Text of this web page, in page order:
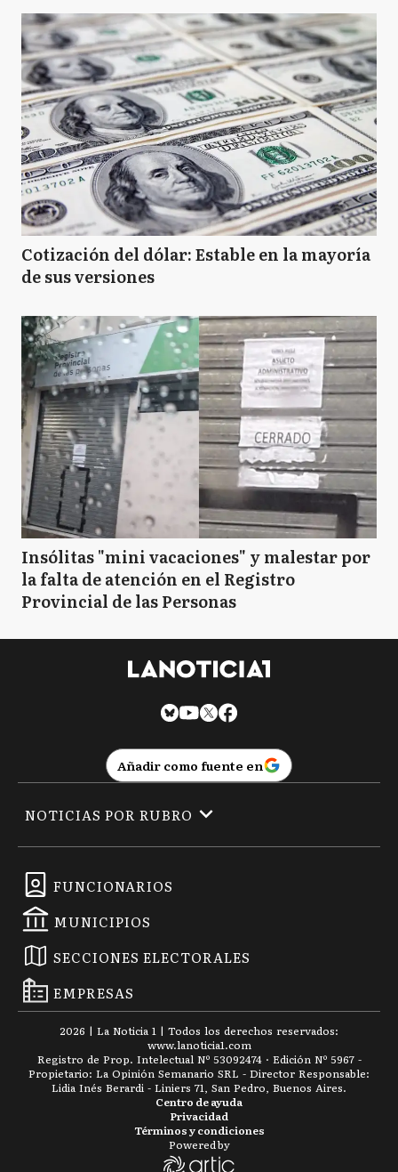
Cotización del dólar: Estable en la mayoría
de sus versiones
Insólitas "mini vacaciones" y malestar por
la falta de atención en el Registro
Provincial de las Personas
Añadir como fuente en
FUNCIONARIOS
MUNICIPIOS
SECCIONES ELECTORALES
EMPRESAS
NOTICIAS POR RUBRO
2026 | La Noticia 1 | Todos los derechos reservados:
www.lanoticia1.com
Registro de Prop. Intelectual Nº 53092474 · Edición Nº 5967 -
Propietario: La Opinión Semanario SRL - Director Responsable:
Lidia Inés Berardi - Liniers 71, San Pedro, Buenos Aires.
Términos y condiciones
Privacidad
Centro de ayuda
Powered by